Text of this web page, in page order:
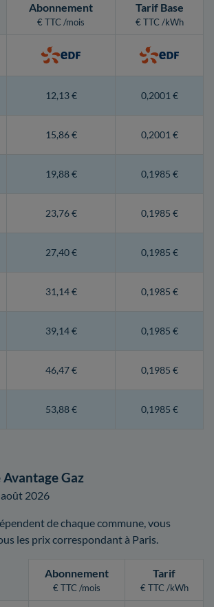
Abonnement
€ TTC /mois
Tarif Base
€ TTC /kWh
12,13 € 0,2001 €
15,86 € 0,2001 €
19,88 € 0,1985 €
23,76 € 0,1985 €
27,40 € 0,1985 €
31,14 € 0,1985 €
39,14 € 0,1985 €
46,47 € 0,1985 €
53,88 € 0,1985 €
Gaz
2026
de chaque commune, vous
les prix correspondant à Paris.
Abonnement
€ TTC /mois
Tarif
€ TTC /kWh